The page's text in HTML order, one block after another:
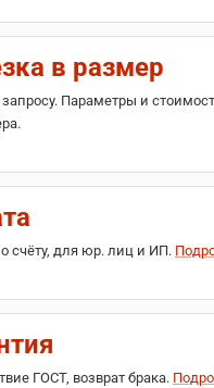
в размер
Параметры и
счёту, для юр. лиц и ИП.
ГОСТ, возврат брака.